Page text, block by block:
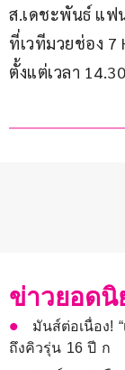
ส.เดชะพันธ์ แฟ
ที่เวทีมวยช่อง 7
ตั้งแต่เวลา
ข่าวยอด
มันส์ต่อเนื่อง!
ถึงคิวรุ่น 16 ปี ก